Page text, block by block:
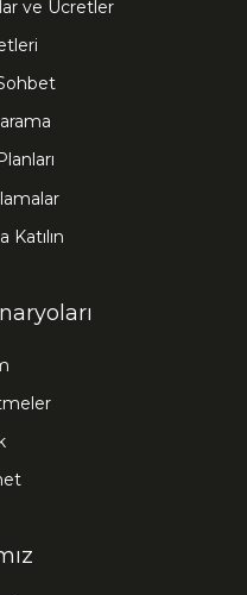
ve Ücretler
Katılın